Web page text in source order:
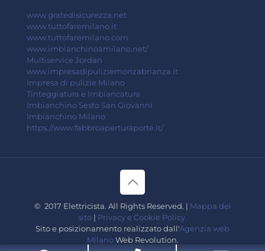
www.gratedisicurezza.net
www.tuttofaremilano.it
www.tuttofaremilano.com
www.imbianchinoamilano.net/
Multiservice Jordan
www.impresadipuliziemonzabrianza.it
Impresa di pulizie Milano
Tinteggiatura e Imbiancatura
Imbianchino Sesto San Giovanni
Imbianchino Milano
https://www.fabbroaperturaporte.it/
© 2017 Elettricista. All Rights Reserved. | Mappa del
sito | Privacy e Cookie Policy.
Sito e posizionamento realizzato dall'Agenzia web
MilanoWeb Revolution.